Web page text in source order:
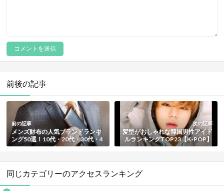
前後の記事
前の記事
メンズ財布の人気ブランドランキ
ング50選！10代・20代・30代・4
0代・50代以上と年代別に紹介
次の記事
髪型がおしゃれな韓国男性アイド
ルランキングTOP23【K-POP】
同じカテゴリーのアクセスランキング